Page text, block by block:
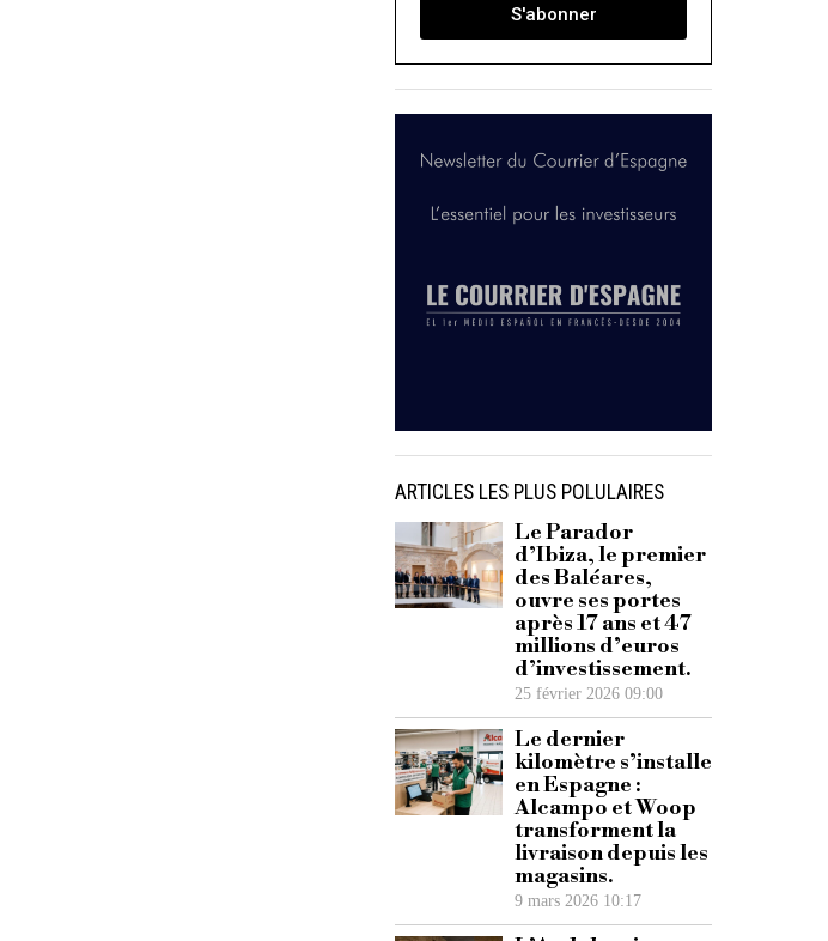
S'abonner
ARTICLES LES PLUS POLULAIRES
Le Parador
d’Ibiza, le premier
des Baléares,
ouvre ses portes
après 17 ans et 47
millions d’euros
d’investissement.
25 février 2026 09:00
Le dernier
kilomètre s’installe
en Espagne :
Alcampo et Woop
transforment la
livraison depuis les
magasins.
9 mars 2026 10:17